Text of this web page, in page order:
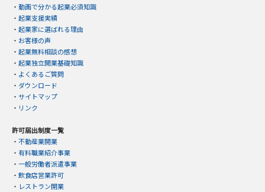
・ 動画で分かる起業必須知識
・ 起業支援実績
・ 起業家に選ばれる理由
・ お客様の声
・ 起業無料相談の感想
・ 起業独立開業基礎知識
・ よくあるご質問
・ ダウンロード
・ サイトマップ
・ リンク
許可届出制度一覧
・ 不動産業開業
・ 有料職業紹介事業
・ 一般労働者派遣事業
・ 飲食店営業許可
・ レストラン開業